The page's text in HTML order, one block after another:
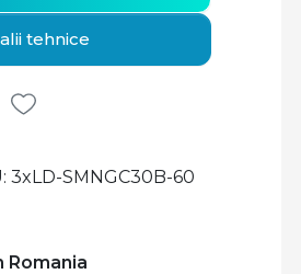
Romania
3xLD-SMNGC30B-60
tehnice